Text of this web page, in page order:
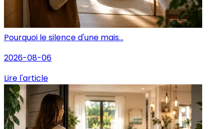
Pourquoi le silence d'une mais...
2026-08-06
Lire l'article